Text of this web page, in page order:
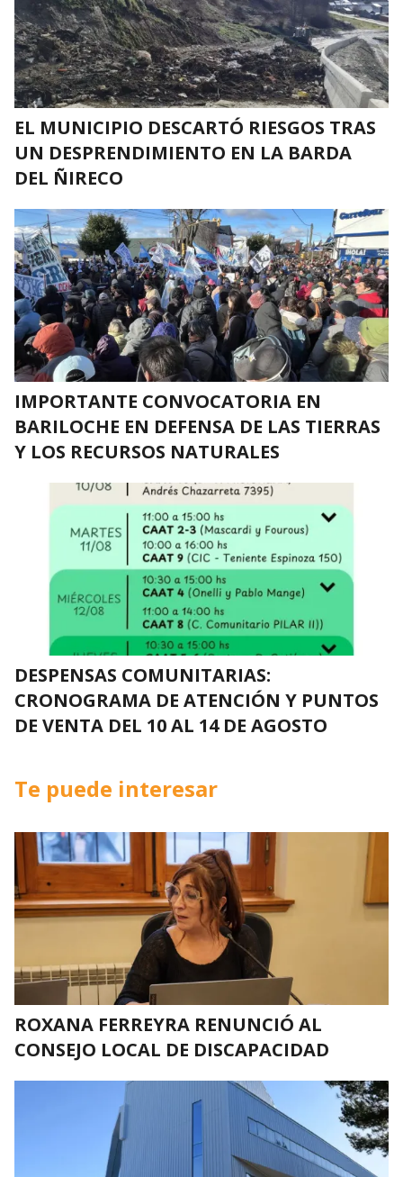
EL MUNICIPIO DESCARTÓ RIESGOS TRAS
UN DESPRENDIMIENTO EN LA BARDA
DEL ÑIRECO
IMPORTANTE CONVOCATORIA EN
BARILOCHE EN DEFENSA DE LAS TIERRAS
Y LOS RECURSOS NATURALES
DESPENSAS COMUNITARIAS:
CRONOGRAMA DE ATENCIÓN Y PUNTOS
DE VENTA DEL 10 AL 14 DE AGOSTO
Te puede interesar
ROXANA FERREYRA RENUNCIÓ AL
CONSEJO LOCAL DE DISCAPACIDAD